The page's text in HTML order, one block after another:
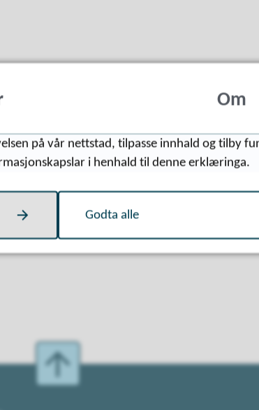
det du leita etter?
Ja Nei
Om
på vår nettstad, tilpasse innhald og tilby
i henhald til denne erklæringa.
Godta alle